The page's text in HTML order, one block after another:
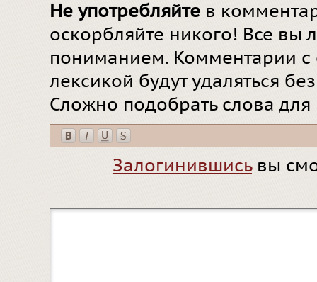
Не употребляйте в
оскорбляйте никого! Все вы
пониманием. Комментарии
лексикой будут удаляться
Сложно подобрать слова
Залогинившисьвы